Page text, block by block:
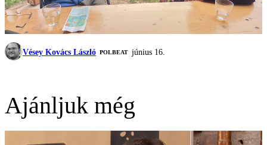
Vésey Kovács László ‎POLBEAT június 16.
Ajánljuk még